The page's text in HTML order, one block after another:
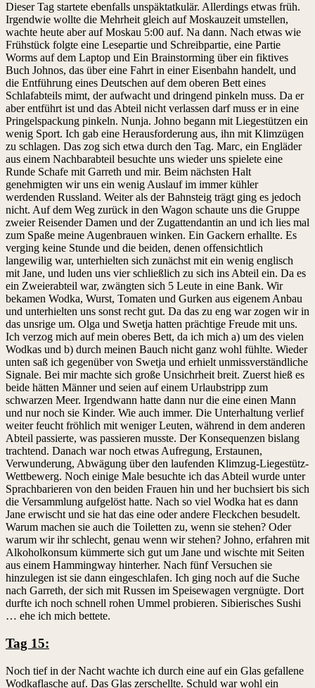
Dieser Tag startete ebenfalls unspäktatkulär. Allerdings etwas früh.
Irgendwie wollte die Mehrheit gleich auf Moskauzeit umstellen,
wachte heute aber auf Moskau 5:00 auf. Na dann. Nach etwas wie
Frühstück folgte eine Lesepartie und Schreibpartie, eine Partie
Worms auf dem Laptop und Ein Brainstorming über ein fiktives
Buch Johnos, das über eine Fahrt in einer Eisenbahn handelt, und
die Entführung eines Deutschen auf dem oberen Bett eines
Schlafabteils mimt, der aufwacht und dringend pinkeln muss. Da er
aber entführt ist und das Abteil nicht verlassen darf muss er in eine
Pringelspackung pinkeln. Nunja. Johno begann mit Liegestützen ein
wenig Sport. Ich gab eine Herausforderung aus, ihn mit Klimzügen
zu schlagen. Das zog sich etwa durch den Tag. Marc, ein Engläder
aus einem Nachbarabteil besuchte uns wieder uns spielete eine
Runde Schafe mit Garreth und mir. Beim nächsten Halt
genehmigten wir uns ein wenig Auslauf im immer kühler
werdenden Russland. Weiter als der Bahnsteig trägt ging es jedoch
nicht. Auf dem Weg zurück in den Wagon schaute uns die Gruppe
zweier Reisender Damen und der Zugattendantin an und ich lies mal
zum Spaße meine Augenbrauen winken. Ein Gackern erhallte. Es
verging keine Stunde und die beiden, denen offensichtlich
langewilig war, unterhielten sich zunächst mit ein wenig englisch
mit Jane, und luden uns vier schließlich zu sich ins Abteil ein. Da es
ein Zweierabteil war, zwängten sich 5 Leute in eine Bank. Wir
bekamen Wodka, Wurst, Tomaten und Gurken aus eigenem Anbau
und unterhielten uns sonst recht gut. Da das zu eng war zogen wir in
das unsrige um. Olga und Swetja hatten prächtige Freude mit uns.
Ich verzog mich auf mein oberes Bett, da ich mich a) um des vielen
Wodkas und b) durch meinen Bauch nicht ganz wohl fühlte. Wieder
unten saß ich gegenüber von Swetja und erhielt unmissverständliche
Signale. Bei mir machte sich große Unsichrheit breit. Zuerst hieß es
beide hätten Männer und seien auf einem Urlaubstripp zum
schwarzen Meer. Irgendwann hatte dann nur die eine einen Mann
und nur noch sie Kinder. Wie auch immer. Die Unterhaltung verlief
weiter feucht fröhlich mit weniger Leuten, während in dem anderen
Abteil passierte, was passieren musste. Der Konsequenzen bislang
trachtend. Danach war noch etwas Aufregung, Erstaunen,
Verwunderung, Abwägung über den laufenden Klimzug-Liegestütz-
Wettbewerg. Noch einige Male besuchte ich das Abteil wurde unter
Sprachbarieren von den beiden Frauen hin und her buchsiert bis sich
die Versammlung aufgelöst hatte. Nach so viel Wodka hat es dann
Jane erwischt und sie hat das eine oder andere Fleckchen besudelt.
Warum machen sie auch die Toiletten zu, wenn sie stehen? Oder
warum wir ihr schlecht, genau wenn wir stehen? Johno, erfahren mit
Alkoholkonsum kümmerte sich gut um Jane und wischte mit Seiten
aus einem Hammingway hinterher. Nach fünf Versuchen sie
hinzulegen ist sie dann eingeschlafen. Ich ging noch auf die Suche
nach Garreth, der sich mit Russen im Speisewagen vergnügte. Dort
durfte ich noch schnell rohen Ummel probieren. Sibierisches Sushi
… ehe ich mich bettete.
Tag 15:
Noch tief in der Nacht wachte ich durch eine auf ein Glas gefallene
Wodkaflasche auf. Das Glas zerschellte. Schuld war wohl ein